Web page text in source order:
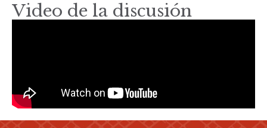
Video de la discusión